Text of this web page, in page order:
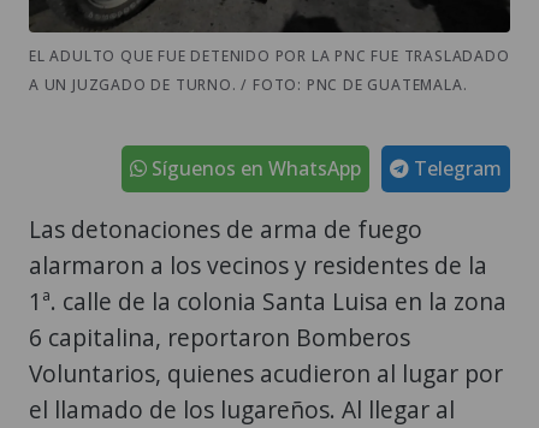
EL ADULTO QUE FUE DETENIDO POR LA PNC FUE TRASLADADO
A UN JUZGADO DE TURNO. / FOTO: PNC DE GUATEMALA.
Telegram
Síguenos en WhatsApp
Las detonaciones de arma de fuego
alarmaron a los vecinos y residentes de la
1ª. calle de la colonia Santa Luisa en la zona
6 capitalina, reportaron Bomberos
Voluntarios, quienes acudieron al lugar por
el llamado de los lugareños. Al llegar al